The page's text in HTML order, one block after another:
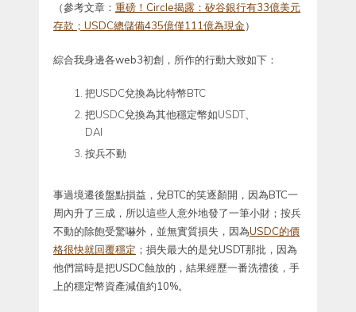
（參考文章： 重磅！Circle揭露：矽谷銀行有33億美元
存款；USDC總儲備435億僅111億為現金）
綜合我身邊各web3初創，所作的行動大致如下：
把USDC兌換為比特幣BTC
把USDC兌換為其他穩定幣如USDT、
DAI
按兵不動
事過境遷後盤點損益，兌BTC的笑逐顏開，因為BTC一
周內升了三成，所以這些人意外地發了一筆小財；按兵
不動的除飽受驚嚇外，並無實質損失，因為USDC的價
格很快就回覆穩定 ；損失最大的是兌USDT那批，因為
他們當時是把USDC蝕放的，結果經歷一番洗禮後，手
上的穩定幣資產減值約10%。